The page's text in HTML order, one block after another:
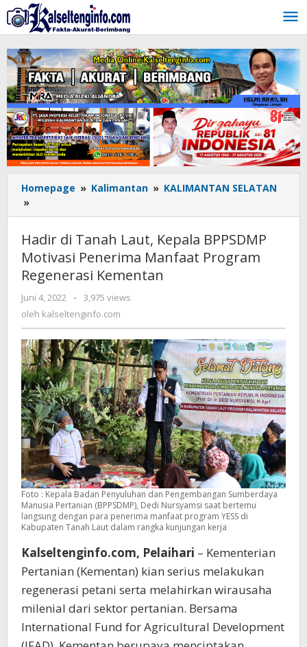
Lewati
ke
konten
Homepage » Kalimantan » KALIMANTAN SELATAN
»
di
Tanah
Laut,
Kepala
BPPSDMP
Penerima
Manfaat
Program
Regenerasi
Kementan
Hadir di Tanah Laut, Kepala BPPSDMP
Motivasi Penerima Manfaat Program
Regenerasi Kementan
Juni 4, 2022
oleh
kalseltenginfo.com
-
3,975 views
oleh kalseltenginfo.com
Foto : Kepala Badan Penyuluhan dan Pengembangan Sumberdaya
Manusia Pertanian (BPPSDMP), Dedi Nursyamsi saat bertemu
langsung dengan para penerima manfaat program YESS di
Kabupaten Tanah Laut dalam rangka kunjungan kerja
Kalseltenginfo.com, Pelaihari – Kementerian
Pertanian (Kementan) kian serius melakukan
regenerasi petani serta melahirkan wirausaha
milenial dari sektor pertanian. Bersama
International Fund for Agricultural Development